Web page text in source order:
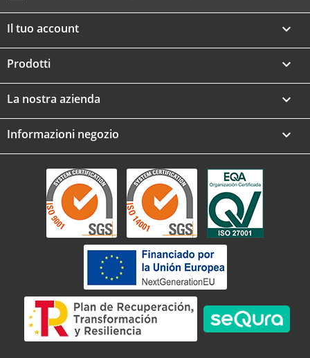
Il tuo account 
Prodotti 
La nostra azienda 
Informazioni negozio keyboard_arrow_down